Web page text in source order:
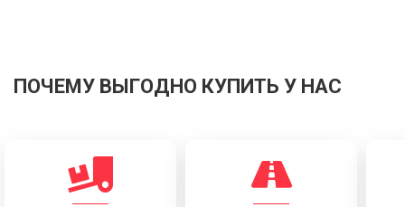
ПОЧЕМУ ВЫГОДНО КУПИТЬ У НАС